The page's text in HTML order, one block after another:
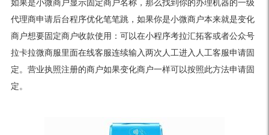
如果是小微商户显示固定商户名称，那么找到你的办理机器的一级
代理商申请后台程序优化笔笔跳，如果你是小微商户本来就是变化
商户想要固定商户收款使用：可以在小程序考拉汇拓客或者公众号
拉卡拉微商服里面在线客服连续输入两次人工进入人工客服申请固
定。营业执照注册的商户如果变化商户一样可以按照此方法申请固
定。